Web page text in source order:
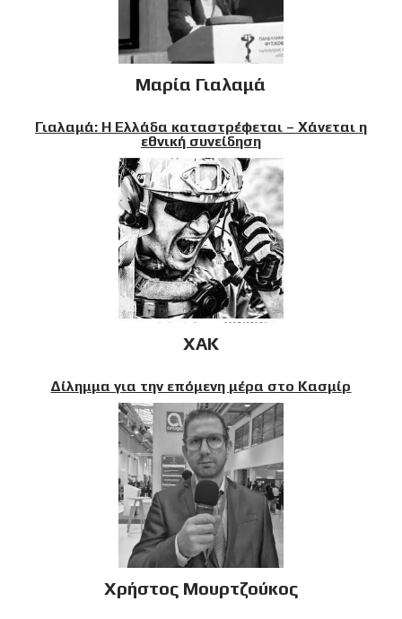
Μαρία Γιαλαμά
Γιαλαμά: Η Ελλάδα καταστρέφεται – Χάνεται η
εθνική συνείδηση
XAK
Δίλημμα για την επόμενη μέρα στο Κασμίρ
Χρήστος Μουρτζούκος